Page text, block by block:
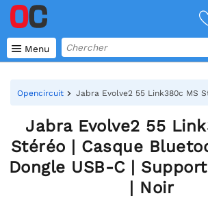
 Menu
Opencircuit Jabra Evolve2 55 Link380c MS
Jabra Evolve2 55
Stéréo | Casque
Dongle USB-C |
| Noir